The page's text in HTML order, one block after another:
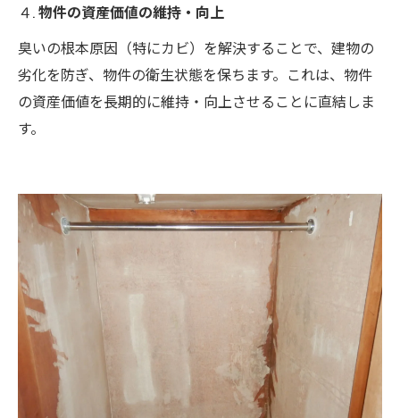
４.物件の資産価値の維持・向上
臭いの根本原因（特にカビ）を解決することで、建物の
劣化を防ぎ、物件の衛生状態を保ちます。これは、物件
の資産価値を長期的に維持・向上させることに直結しま
す。